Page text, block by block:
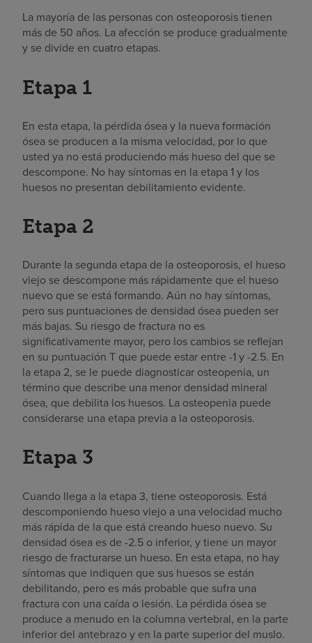
La mayoría de las personas con osteoporosis tienen
más de 50 años. La afección se produce gradualmente
y se divide en cuatro etapas.
Etapa 1
En esta etapa, la pérdida ósea y la nueva formación
ósea se producen a la misma velocidad, por lo que
usted ya no está produciendo más hueso del que se
descompone. No hay síntomas en la etapa 1 y los
huesos no presentan debilitamiento evidente.
Etapa 2
Durante la segunda etapa de la osteoporosis, el hueso
viejo se descompone más rápidamente que el hueso
nuevo que se está formando. Aún no hay síntomas,
pero sus puntuaciones de densidad ósea pueden ser
más bajas. Su riesgo de fractura no es
significativamente mayor, pero los cambios se reflejan
en su puntuación T que puede estar entre -1 y -2.5. En
la etapa 2, se le puede diagnosticar osteopenia, un
término que describe una menor densidad mineral
ósea, que debilita los huesos. La osteopenia puede
considerarse una etapa previa a la osteoporosis.
Etapa 3
Cuando llega a la etapa 3, tiene osteoporosis. Está
descomponiendo hueso viejo a una velocidad mucho
más rápida de la que está creando hueso nuevo. Su
densidad ósea es de -2.5 o inferior, y tiene un mayor
riesgo de fracturarse un hueso. En esta etapa, no hay
síntomas que indiquen que sus huesos se están
debilitando, pero es más probable que sufra una
fractura con una caída o lesión. La pérdida ósea se
produce a menudo en la columna vertebral, en la parte
inferior del antebrazo y en la parte superior del muslo.